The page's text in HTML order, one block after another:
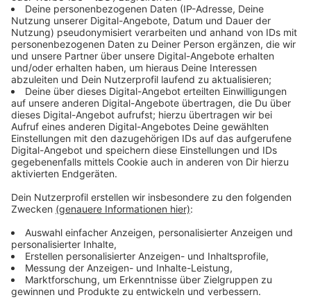
weiterhin geschlossen - und IM Bus werden keine
Fahrscheine mehr verkauft.
Fahrscheine können in den Vorverkaufsstellen
(www.aseag.de/tickets/tickets-kaufen/) und über
movA, die Mobilitätsapp der ASEAG für Android
und iOs, gekauft werden. Wer movA zum ersten
Mal nutzt, muss sich zunächst online registrieren.
Unmittelbar danach können Fahrscheine über die
App als Handyticket gekauft werden
Die ASEAG bittet ihre Fahrgäste um ein
rücksichtsvolles Miteinander. Die allgemeinen
Hygienetipps in Zusammenhang mit dem
Coronavirus sollten auch im Bus beachtet werden.